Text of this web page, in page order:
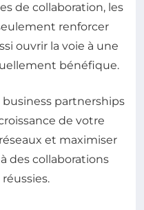
de collaboration, les
renforcer
ouvrir la voie à une
bénéfique.